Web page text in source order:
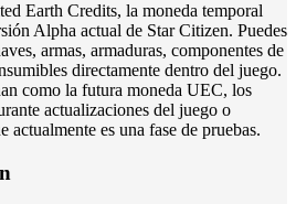
Earth Credits, la moneda temporal
Alpha actual de Star Citizen. Puedes
armas, armaduras, componentes de
directamente dentro del juego.
como la futura moneda UEC, los
actualizaciones del juego o
actualmente es una fase de pruebas.